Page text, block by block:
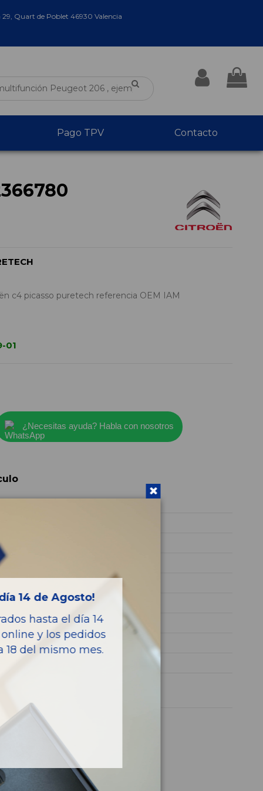
29, Quart de Poblet 46930 Valencia
Pago TPV Contacto
c4 picasso puretech referencia OEM IAM
01
¿Necesitas ayuda? Habla con nosotros
GASOLINA
PURETECH
130CV 96KW
14 de Agosto!
hasta el día 14
y los pedidos
del mismo mes.